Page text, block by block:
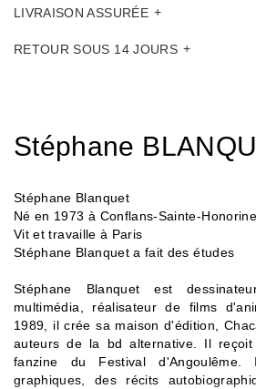
LIVRAISON ASSURÉE
RETOUR SOUS 14 JOURS
Stéphane
Stéphane Blanquet
Né en 1973 à Conflans-Sainte-Honorine
Vit et travaille à Paris
Stéphane Blanquet a fait des études
Stéphane Blanquet est
multimédia, réalisateur de films
1989, il crée sa maison d'édition,
auteurs de la bd alternative. Il
fanzine du Festival
graphiques, des récits